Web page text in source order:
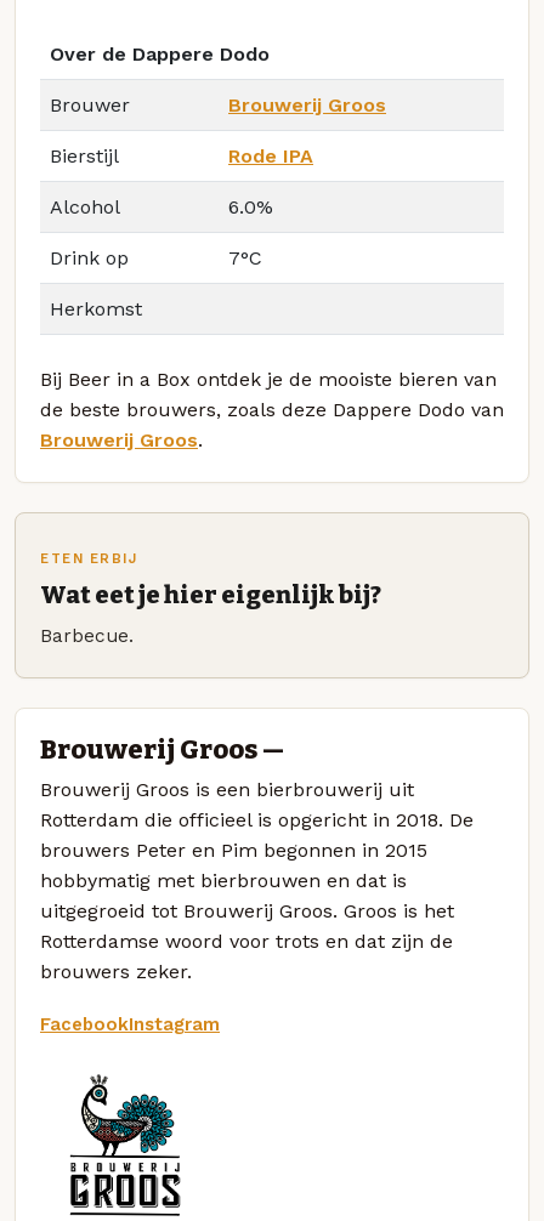
Over de Dappere Dodo
Brouwer Brouwerij Groos
Bierstijl Rode IPA
Alcohol 6.0%
Drink op 7°C
Herkomst
Bij Beer in a Box ontdek je de mooiste bieren van
de beste brouwers, zoals deze Dappere Dodo van
Brouwerij Groos.
ETEN ERBIJ
Wat eet je hier eigenlijk bij?
Barbecue.
Brouwerij Groos —
Brouwerij Groos is een bierbrouwerij uit
Rotterdam die officieel is opgericht in 2018. De
brouwers Peter en Pim begonnen in 2015
hobbymatig met bierbrouwen en dat is
uitgegroeid tot Brouwerij Groos. Groos is het
Rotterdamse woord voor trots en dat zijn de
brouwers zeker.
FacebookInstagram